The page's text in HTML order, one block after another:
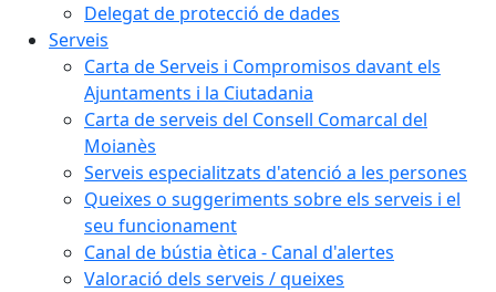
Delegat de protecció de dades
Serveis
Carta de Serveis i Compromisos davant els
Ajuntaments i la Ciutadania
Carta de serveis del Consell Comarcal del
Moianès
Serveis especialitzats d'atenció a les persones
Queixes o suggeriments sobre els serveis i el
seu funcionament
Canal de bústia ètica - Canal d'alertes
Valoració dels serveis / queixes